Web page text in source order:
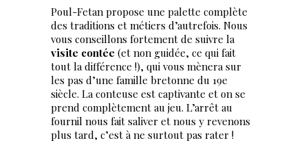
Poul-Fetan propose une palette complète
des traditions et métiers d’autrefois. Nous
vous conseillons fortement de suivre la
visite contée (et non guidée, ce qui fait
tout la différence !), qui vous mènera sur
les pas d’une famille bretonne du 19e
siècle. La conteuse est captivante et on se
prend complètement au jeu. L’arrêt au
fournil nous fait saliver et nous y revenons
plus tard, c’est à ne surtout pas rater !